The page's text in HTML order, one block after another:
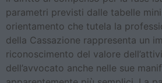
parametri previsti dalle tabelle
orientamento che tutela la
della Cassazione rappresenta un
riconoscimento del valore
dell’avvocato anche nelle sue